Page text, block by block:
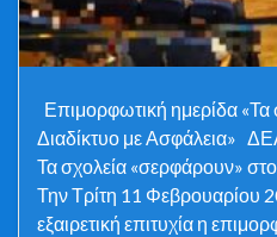
Επιμορφωτική ημερίδα «Τα
Διαδίκτυο με Ασφάλεια»
Τα σχολεία «σερφάρουν»
Την Τρίτη 11 Φεβρουαρίου
εξαιρετική επιτυχία η